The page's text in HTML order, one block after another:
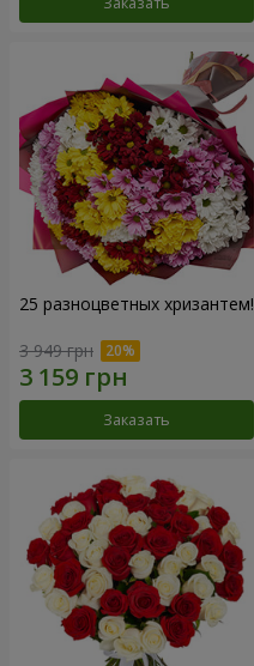
25 разноцветных хризантем!
3 949 грн
Заказать